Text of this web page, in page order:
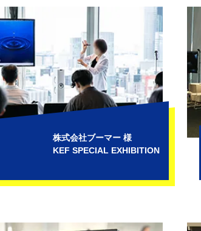
株式会社ブーマー 様
KEF SPECIAL EXHIBITION